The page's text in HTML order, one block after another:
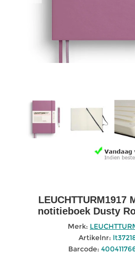
LEUCHTTURM1917
notitieboek Dusty
Merk:
Artikelnr:
Barcode: